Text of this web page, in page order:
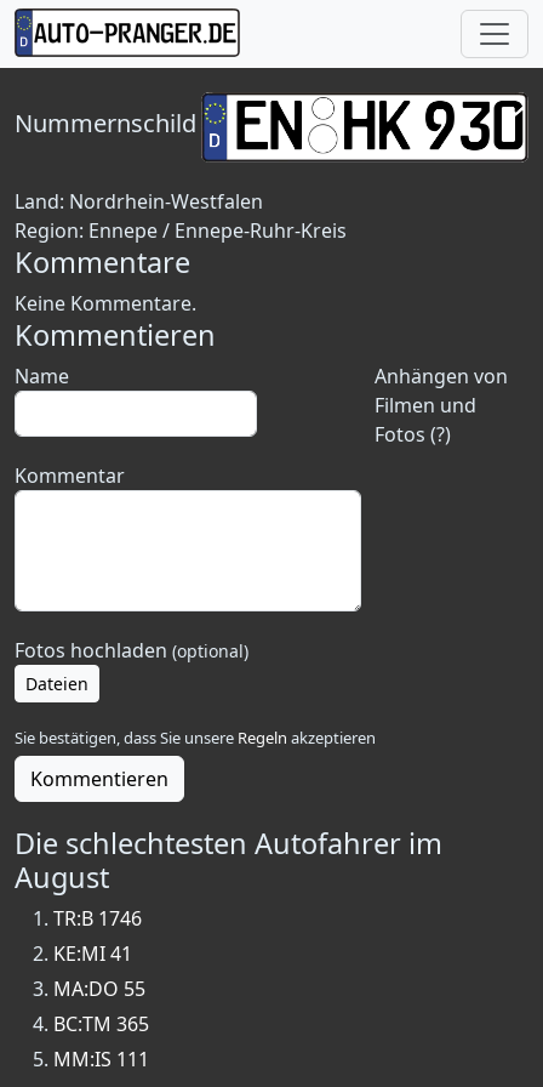
Nummernschild
Land: Nordrhein-Westfalen
Region: Ennepe / Ennepe-Ruhr-Kreis
Kommentare
Keine Kommentare.
Kommentieren
Anhängen von
Filmen und
Fotos (?)
Name
Kommentar
Fotos hochladen (optional)
Dateien
Sie bestätigen, dass Sie unsere Regeln akzeptieren
Kommentieren
Die schlechtesten Autofahrer im
August
TR:B 1746
KE:MI 41
MA:DO 55
BC:TM 365
MM:IS 111